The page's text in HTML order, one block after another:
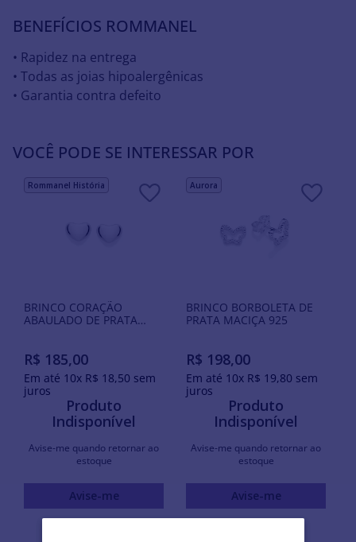
BENEFÍCIOS ROMMANEL
• Rapidez na entrega
• Todas as joias hipoalergênicas
• Garantia contra defeito
VOCÊ PODE SE INTERESSAR POR
Rommanel História
BRINCO CORAÇÃO
ABAULADO DE PRATA
R$ 185,00
Em até 10x R$ 18,50 sem
juros
Produto
Indisponível
Avise-me quando retornar ao
estoque
Avise-me
Aurora
BRINCO BORBOLETA DE
PRATA MACIÇA 925
R$ 198,00
Em até 10x R$ 19,80 sem
juros
Produto
Indisponível
Avise-me quando retornar ao
estoque
Avise-me